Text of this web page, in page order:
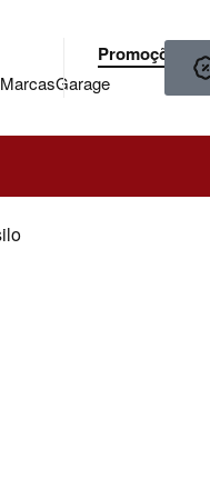
MarcasGarage
Promoções